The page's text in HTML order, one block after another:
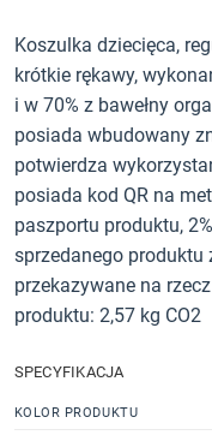
Koszulka dziecięca,
krótkie rękawy,
i w 70% z bawełny
posiada wbudowany
potwierdza
posiada kod QR na
paszportu produktu,
sprzedanego produktu
przekazywane na
produktu: 2,57 kg CO2
SPECYFIKACJA
KOLOR PRODUKTU